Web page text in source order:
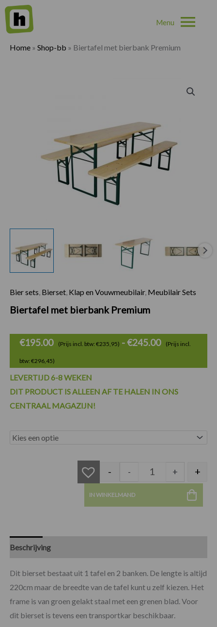
Home » Shop-bb » Biertafel met bierbank Premium
Bier sets Bierset Klap en Vouwmeubilair, Meubilair Sets
Biertafel met bierbank Premium
€195.00 (Prijs incl. btw: €235,95) -€245.00 (Prijs incl.
btw: €296,45)
Prijsklasse:
€195.00
€245.00
LEVERTIJD 6-8 WEKEN
DIT PRODUCT IS ALLEEN AF TE HALEN IN ONS
CENTRAAL MAGAZIJN!
Biertafel met
- - + +
IN WINKELMAND
Beschrijving
Dit bierset bestaat uit 1 tafel en 2 banken. De lengte is altijd
220cm maar de breedte van de tafel kunt u zelf kiezen. Het
frame is van groen gelakt staal met een grenen blad. Voor
dit bierset is tevens een transportkar beschikbaar.